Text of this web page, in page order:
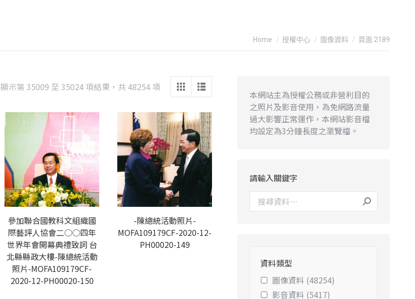
You are here:
Home 授權中心 圖像資料 頁面 2189
顯示第 35009 至 35024 項結果，共 48254 項 Sorted
latest
參加聯合國教科文組織國
際藝評人協會二○○四年
世界年會開幕典禮致詞 台
北縣縣政大樓-陳總統活動
照片-MOFA109179CF-
2020-12-PH00020-150
-陳總統活動照片-
MOFA109179CF-2020-12-
PH00020-149
本網站主為授權公務或非營利目的
之照片及影音使用，為免網路流量
過大影響正常運作，本網站影音檔
均設定為3分鐘長度之瀏覽檔。
請輸入關鍵字
資料類型
圖像資料 (48254)
影音資料 (5417)